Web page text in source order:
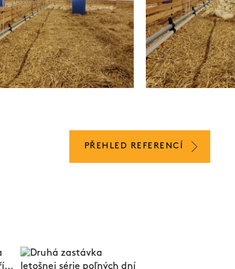
PŘEHLED REFERENCÍ